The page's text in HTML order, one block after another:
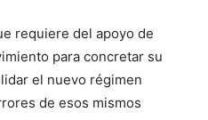
requiere del apoyo de
para concretar su
el nuevo régimen
de esos mismos